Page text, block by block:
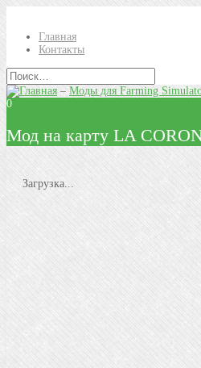
Главная
Контакты
–Моды для Farming
0
Мод на карту LA
Загрузка...